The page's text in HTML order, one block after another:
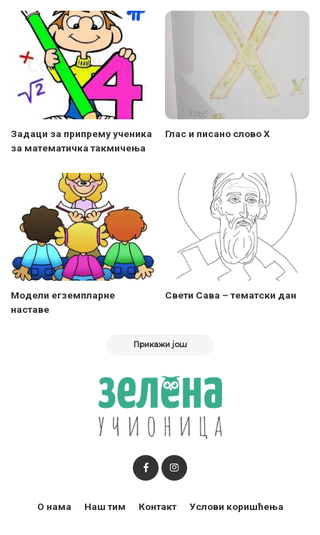
Задаци за припрему ученика
за математичка такмичења
Глас и писано слово Х
Модели егземпларне
наставе
Свети Сава – тематски дан
Прикажи још
О нама Наш тим Контакт Услови коришћења